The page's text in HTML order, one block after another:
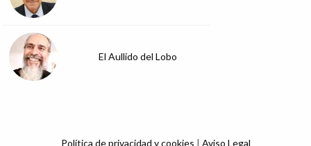
El Aullido del Lobo
Política de privacidad y cookies | Aviso Legal